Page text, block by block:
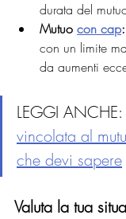
durata del
Mutuo con cap:
con un limite
da aumenti
LEGGI ANCHE:
vincolata al
che devi sapere
Valuta la tua